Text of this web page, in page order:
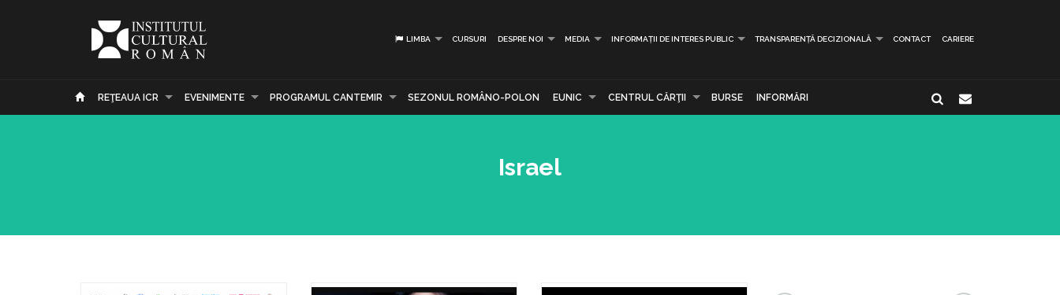
LIMBA CURSURI DESPRE NOI MEDIA INFORMAȚII DE INTERES PUBLIC TRANSPARENȚĂ DECIZIONALĂ CONTACT CARIERE
REŢEAUA ICR EVENIMENTE PROGRAMUL CANTEMIR SEZONUL ROMÂNO-POLON EUNIC CENTRUL CĂRŢII BURSE INFORMĂRI
Israel